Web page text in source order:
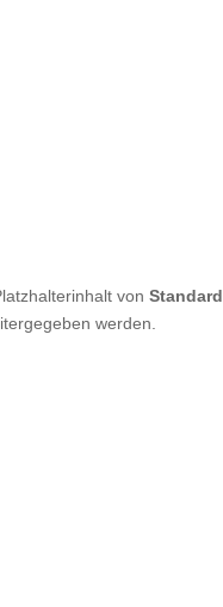
vonStandard
werden.